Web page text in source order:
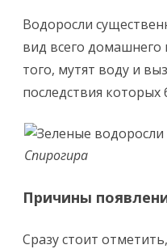
Водоросли
вид всего
того, мутят воду и
последствия
Спирогира
Причины
Сразу стоит